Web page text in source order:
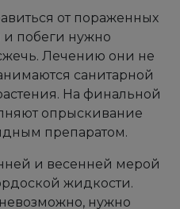
от пораженных
и побеги нужно
Лечению они не
санитарной
На финальной
опрыскивание
препаратом.
и весенней мерой
жидкости.
нужно